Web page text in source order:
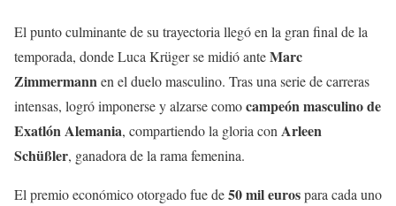
El punto culminante de su trayectoria llegó en la gran final de la
temporada, donde Luca Krüger se midió anteMarc
Zimmermannen el duelo masculino. Tras una serie de carreras
intensas, logró imponerse y alzarse comocampeón masculino de
Exatlón Alemania, compartiendo la gloria conArleen
Schüßler, ganadora de la rama femenina.
El premio económico otorgado fue de50 mil eurospara cada uno